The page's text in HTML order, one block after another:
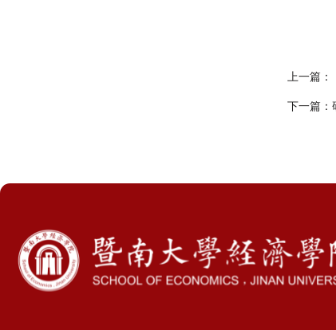
学生 访客 招聘 校友 教职工
上一篇：
下一篇：